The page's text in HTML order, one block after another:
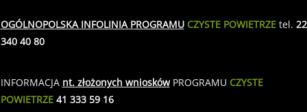
OGÓLNOPOLSKA INFOLINIA PROGRAMUCZYSTE POWIETRZEtel. 22
340 40 80
INFORMACJA nt. złożonych wnioskówPROGRAMU CZYSTE
POWIETRZE41 333 59 16